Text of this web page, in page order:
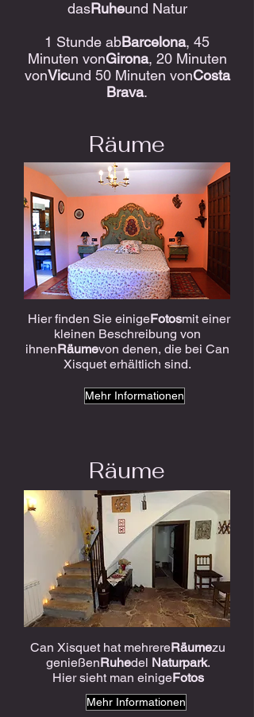
dasRuheund Natur
1 Stunde abBarcelona, 45
Minuten vonGirona, 20 Minuten
vonVicund 50 Minuten vonCosta
Brava.
Räume
Hier finden Sie einigeFotosmit einer
kleinen Beschreibung von
ihnenRäumevon denen, die bei Can
Xisquet erhältlich sind.
Mehr Informationen
Räume
Can Xisquet hat mehrereRäumezu
genießenRuhedel Naturpark.
Hier sieht man einigeFotos
Mehr Informationen